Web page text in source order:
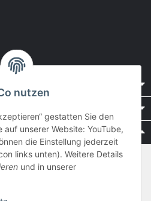
nutzen
gestatten Sie den
unserer Website: YouTube,
die Einstellung jederzeit
links unten). Weitere Details
und in unserer